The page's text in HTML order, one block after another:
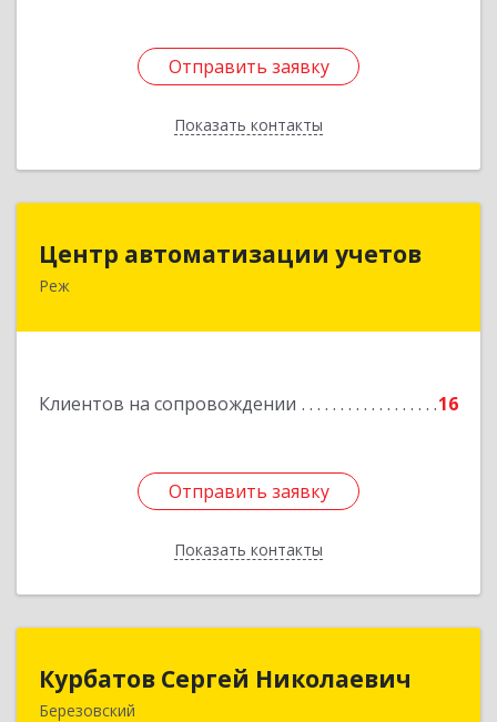
Отправить заявку
Показать контакты
Отправить заявку
Назад
Центр автоматизации учетов
Реж
Клиентов на сопровождении 16
Отправить заявку
Показать контакты
623750, Свердловская обл, Режевской р-н, Реж
Отправить заявку
Назад
Курбатов Сергей Николаевич
Березовский
Курбатов Сергей Николаевич